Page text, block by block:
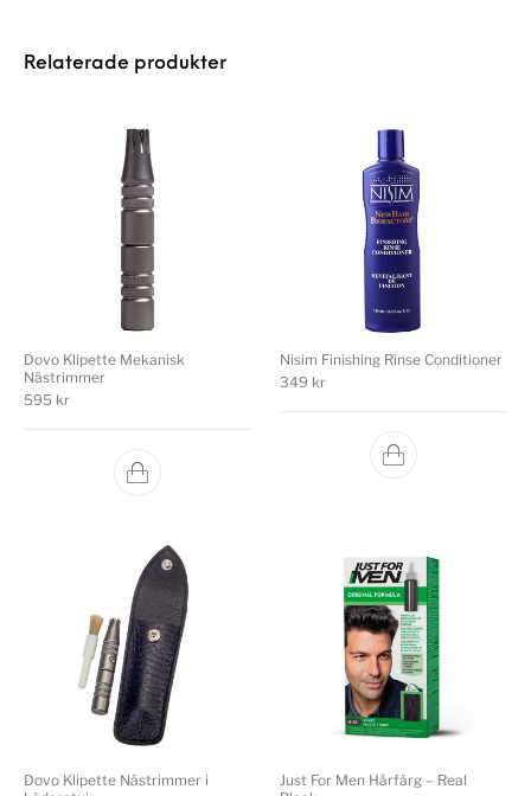
Relaterade produkter
Dovo Klipette Mekanisk
Nästrimmer
595 kr
Nisim Finishing Rinse Conditioner
349 kr
Dovo Klipette Nästrimmer i
Just For Men Hårfärg – Real